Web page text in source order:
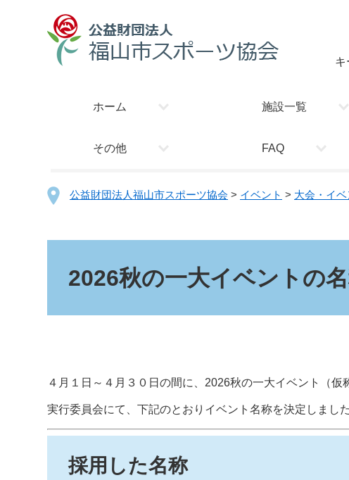
キ
ホーム 施設一覧
その他 FAQ
公益財団法人福山市スポーツ協会 > イベント > 大会・イベ
2026秋の一大イベントの
４月１日～４月３０日の間に、2026秋の一大イベント（
実行委員会にて、下記のとおりイベント名称を決定しまし
採用した名称